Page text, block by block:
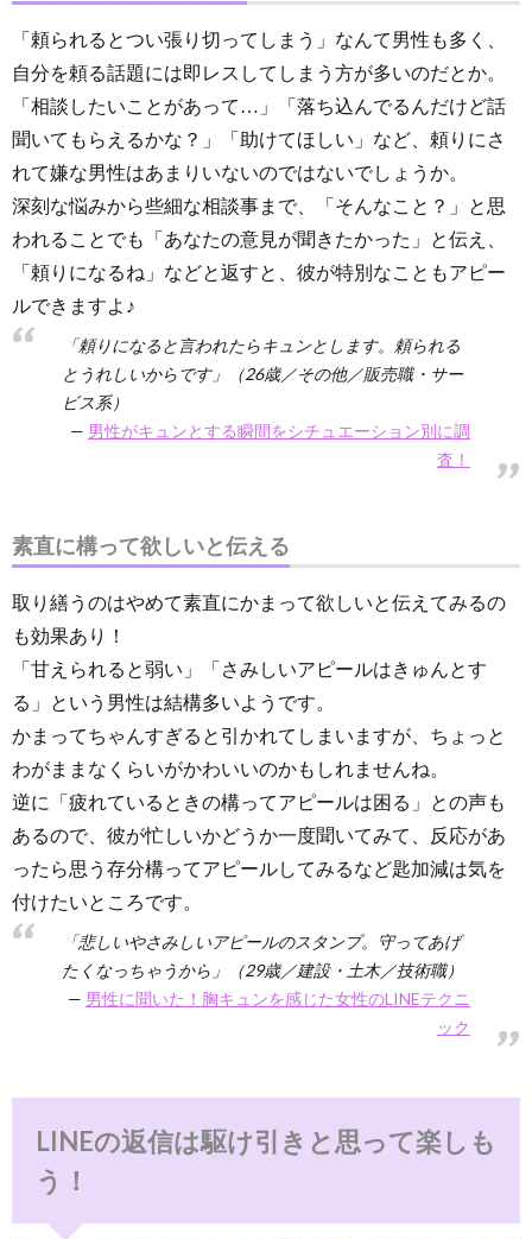
「頼られるとつい張り切ってしまう」なんて男性も多く、
自分を頼る話題には即レスしてしまう方が多いのだとか。
「相談したいことがあって…」「落ち込んでるんだけど話
聞いてもらえるかな？」「助けてほしい」など、頼りにさ
れて嫌な男性はあまりいないのではないでしょうか。
深刻な悩みから些細な相談事まで、「そんなこと？」と思
われることでも「あなたの意見が聞きたかった」と伝え、
「頼りになるね」などと返すと、彼が特別なこともアピー
ルできますよ♪
「頼りになると言われたらキュンとします。頼られる
とうれしいからです」（26歳／その他／販売職・サー
ビス系）
男性がキュンとする瞬間をシチュエーション別に調
査！
素直に構って欲しいと伝える
取り繕うのはやめて素直にかまって欲しいと伝えてみるの
も効果あり！
「甘えられると弱い」「さみしいアピールはきゅんとす
る」という男性は結構多いようです。
かまってちゃんすぎると引かれてしまいますが、ちょっと
わがままなくらいがかわいいのかもしれませんね。
逆に「疲れているときの構ってアピールは困る」との声も
あるので、彼が忙しいかどうか一度聞いてみて、反応があ
ったら思う存分構ってアピールしてみるなど匙加減は気を
付けたいところです。
「悲しいやさみしいアピールのスタンプ。守ってあげ
たくなっちゃうから」（29歳／建設・土木／技術職）
男性に聞いた！胸キュンを感じた女性のLINEテクニ
ック
LINEの返信は駆け引きと思って楽しも
う！